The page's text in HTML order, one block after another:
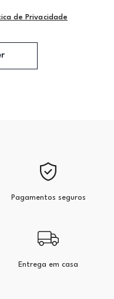
de Privacidade
Pagamentos seguros
Entrega em casa